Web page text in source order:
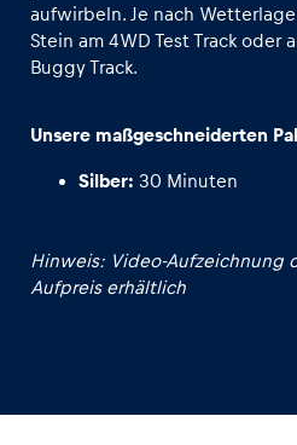
Glossar
aufwirbeln. Je nach
Stein am 4WD Test Track oder
Buggy Track.
Unsere maßgeschneiderten
Silber: 30 Minuten
Hinweis: Video-Aufzeichnung
Aufpreis erhältlich